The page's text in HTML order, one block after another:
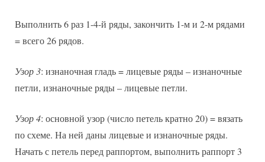
Выполнить 6 раз 1-4-й ряды, закончить 1-м и 2-м рядами
= всего 26 рядов.
Узор 3: изнаночная гладь = лицевые ряды – изнаночные
петли, изнаночные ряды – лицевые петли.
Узор 4: основной узор (число петель кратно 20) = вязать
по схеме. На ней даны лицевые и изнаночные ряды.
Начать с петель перед раппортом, выполнить раппорт 3